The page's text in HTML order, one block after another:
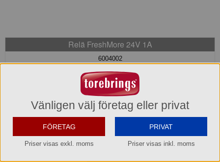
Relä FreshMore 24V 1A
6004002
676,90 kr
Hel förpackning =1*1 st
Lager: 6 förp.
Vänligen välj företag eller privat
FÖRETAG
Priser visas exkl. moms
PRIVAT
Priser visas inkl. moms